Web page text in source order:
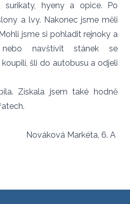
surikaty, hyeny a opice. Po
a lvy. Nakonec jsme měli
jsme si pohladit rejnoky a
navštívit stánek se
šli do autobusu a odjeli
Získala jsem také hodně
Nováková Markéta, 6. A